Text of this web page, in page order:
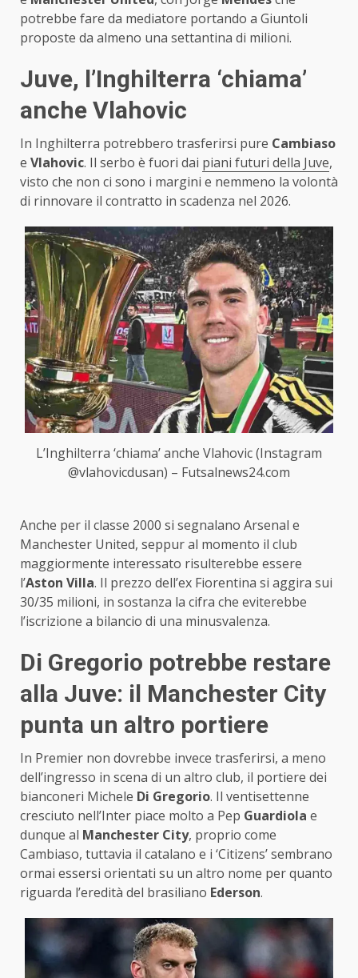
potrebbe fare da mediatore portando a Giuntoli
proposte da almeno una settantina di milioni.
Juve, l’Inghilterra ‘chiama’
anche Vlahovic
In Inghilterra potrebbero trasferirsi pure Cambiaso
e Vlahovic. Il serbo è fuori dai piani futuri della Juve,
visto che non ci sono i margini e nemmeno la volontà
di rinnovare il contratto in scadenza nel 2026.
L’Inghilterra ‘chiama’ anche Vlahovic (Instagram
@vlahovicdusan) – Futsalnews24.com
Anche per il classe 2000 si segnalano Arsenal e
Manchester United, seppur al momento il club
maggiormente interessato risulterebbe essere
l’Aston Villa. Il prezzo dell’ex Fiorentina si aggira sui
30/35 milioni, in sostanza la cifra che eviterebbe
l’iscrizione a bilancio di una minusvalenza.
Di Gregorio potrebbe restare
alla Juve: il Manchester City
punta un altro portiere
In Premier non dovrebbe invece trasferirsi, a meno
dell’ingresso in scena di un altro club, il portiere dei
bianconeri Michele Di Gregorio. Il ventisettenne
cresciuto nell’Inter piace molto a Pep Guardiola e
dunque al Manchester City, proprio come
Cambiaso, tuttavia il catalano e i ‘Citizens’ sembrano
ormai essersi orientati su un altro nome per quanto
riguarda l’eredità del brasiliano Ederson.